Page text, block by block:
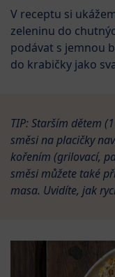
V receptu si
zeleninu do
podávat s jemnou
do krabičky jako
TIP: Starším dětem
směsi na placičky
kořením (grilovací,
směsi můžete také
masa. Uvidíte, jak